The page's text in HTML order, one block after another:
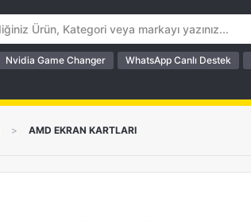
Nvidia Game Changer WhatsApp Canlı Destek
> AMD EKRAN KARTLARI